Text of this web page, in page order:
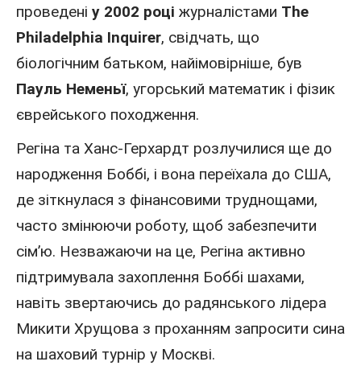
проведені у 2002 році журналістами The
Philadelphia Inquirer, свідчать, що
біологічним батьком, найімовірніше, був
Пауль Неменьї, угорський математик і фізик
єврейського походження.
Регіна та Ханс-Герхардт розлучилися ще до
народження Боббі, і вона переїхала до США,
де зіткнулася з фінансовими труднощами,
часто змінюючи роботу, щоб забезпечити
сім’ю. Незважаючи на це, Регіна активно
підтримувала захоплення Боббі шахами,
навіть звертаючись до радянського лідера
Микити Хрущова з проханням запросити сина
на шаховий турнір у Москві.